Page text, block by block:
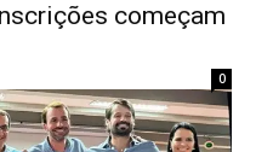
começam
0